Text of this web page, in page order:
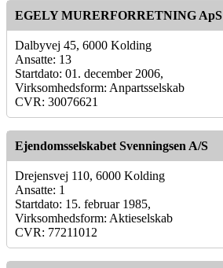
EGELY MURERFORRETNING ApS
Dalbyvej 45, 6000 Kolding
Ansatte: 13
Startdato: 01. december 2006,
Virksomhedsform: Anpartsselskab
CVR: 30076621
Ejendomsselskabet Svenningsen A/S
Drejensvej 110, 6000 Kolding
Ansatte: 1
Startdato: 15. februar 1985,
Virksomhedsform: Aktieselskab
CVR: 77211012